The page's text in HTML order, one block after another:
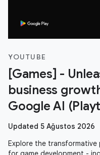
YOUTUBE
[Games] -
business
Google AI
Updated 5 Ağustos 2026
Explore the